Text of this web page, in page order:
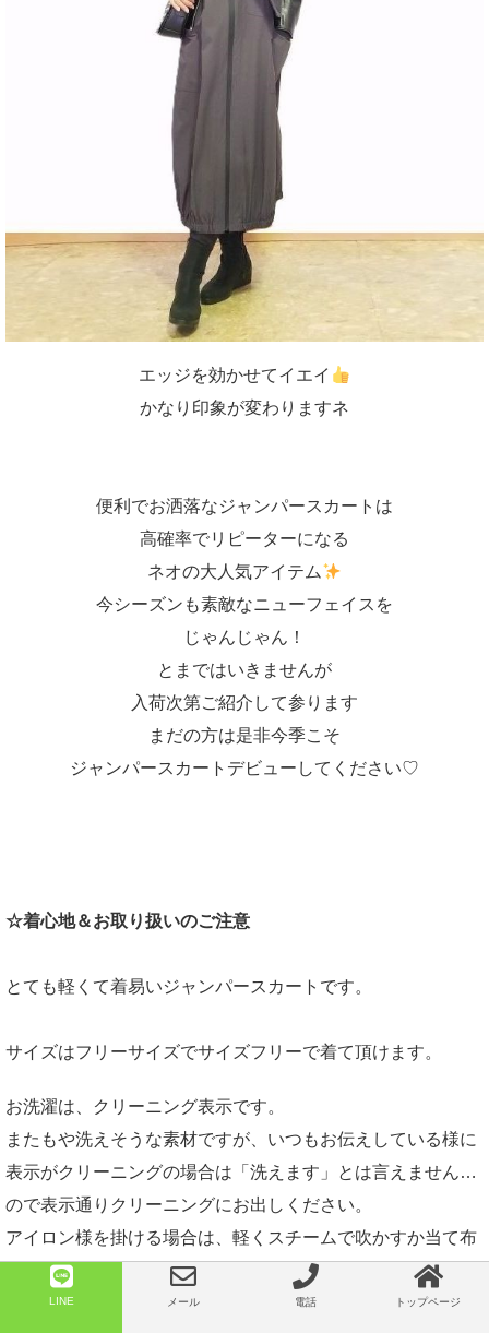
エッジを効かせてイエイ
かなり印象が変わりますネ
便利でお洒落なジャンパースカートは
高確率でリピーターになる
ネオの大人気アイテム
今シーズンも素敵なニューフェイスを
じゃんじゃん！
とまではいきませんが
入荷次第ご紹介して参ります
まだの方は是非今季こそ
ジャンパースカートデビューしてください♡
☆着心地＆お取り扱いのご注意
とても軽くて着易いジャンパースカートです。
サイズはフリーサイズでサイズフリーで着て頂けます。
お洗濯は、クリーニング表示です。
またもや洗えそうな素材ですが、いつもお伝えしている様に
表示がクリーニングの場合は「洗えます」とは言えません…
ので表示通りクリーニングにお出しください。
アイロン様を掛ける場合は、軽くスチームで吹かすか当て布
をして掛けてください。
コテ光し易い生地ですので十分ご注意ください。
LINE メール 電話 トップページ